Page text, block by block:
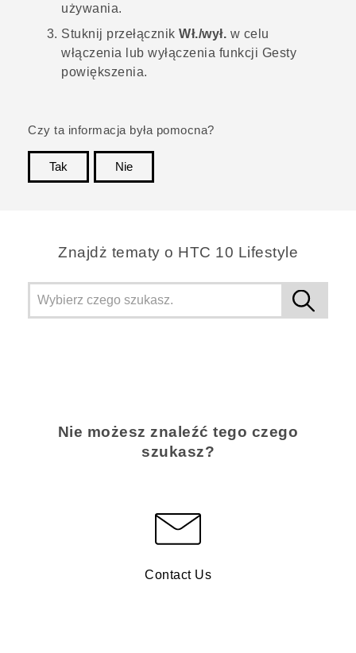
używania.
Stuknij przełącznik Wł./wył. w celu
włączenia lub wyłączenia funkcji Gesty
powiększenia.
Czy ta informacja była pomocna?
Tak
Nie
Znajdż tematy o HTC 10 Lifestyle
Nie możesz znaleźć tego czego
szukasz?
Contact Us